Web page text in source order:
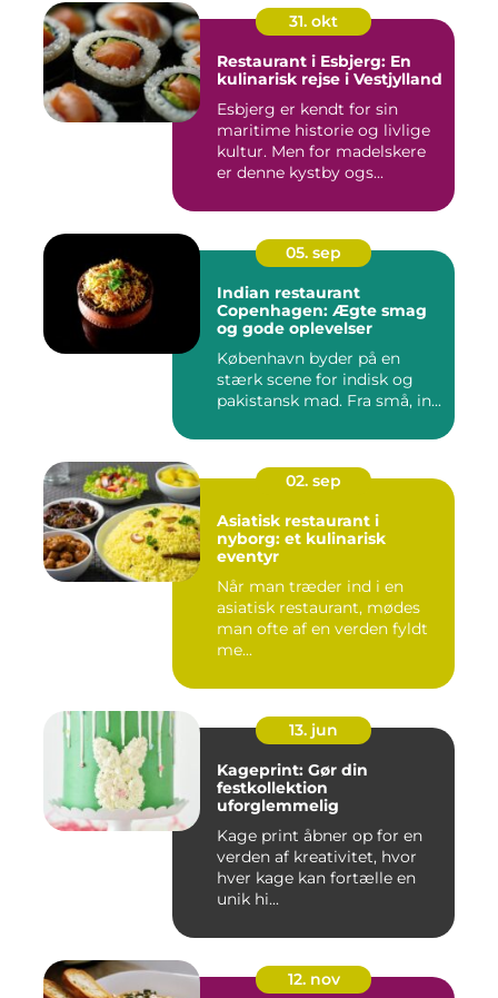
31. okt
Restaurant i Esbjerg: En
kulinarisk rejse i Vestjylland
Esbjerg er kendt for sin
maritime historie og livlige
kultur. Men for madelskere
er denne kystby ogs...
05. sep
Indian restaurant
Copenhagen: Ægte smag
og gode oplevelser
København byder på en
stærk scene for indisk og
pakistansk mad. Fra små, in...
02. sep
Asiatisk restaurant i
nyborg: et kulinarisk
eventyr
Når man træder ind i en
asiatisk restaurant, mødes
man ofte af en verden fyldt
me...
13. jun
Kageprint: Gør din
festkollektion
uforglemmelig
Kage print åbner op for en
verden af kreativitet, hvor
hver kage kan fortælle en
unik hi...
12. nov